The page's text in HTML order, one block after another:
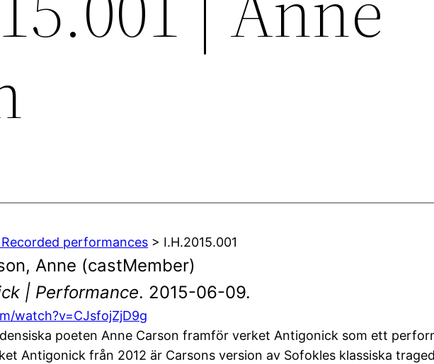
performances > I.H.2015.001
Anne (castMember)
| Performance. 2015-06-09.
watch?v=CJsfojZjD9g
poeten Anne Carson framför verket Antigonick som ett
Antigonick från 2012 är Carsons version av Sofokles klassiska